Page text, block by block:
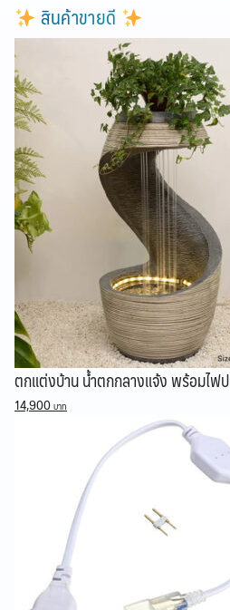
สินค้าขายดี
ตกแต่งบ้าน น้ำตกกลางแจ้ง พร้อมไฟ
Original
14,900
14,900 ฿.